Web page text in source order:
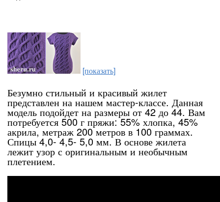
[показать]
Безумно стильный и красивый жилет
представлен на нашем мастер-классе. Данная
модель подойдет на размеры от 42 до 44. Вам
потребуется 500 г пряжи: 55% хлопка, 45%
акрила, метраж 200 метров в 100 граммах.
Спицы 4,0- 4,5- 5,0 мм. В основе жилета
лежит узор с оригинальным и необычным
плетением.